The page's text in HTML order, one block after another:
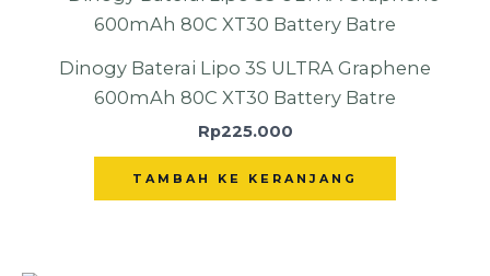
Dinogy Baterai Lipo 3S ULTRA Graphene
600mAh 80C XT30 Battery Batre
Rp225.000
TAMBAH KE KERANJANG